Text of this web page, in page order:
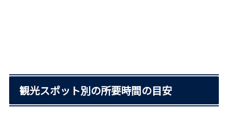
観光スポット別の所要時間の目安